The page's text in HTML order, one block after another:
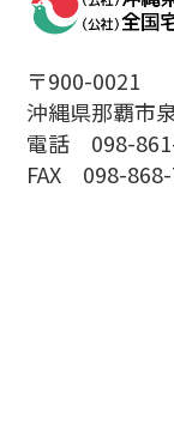
〒900-0021
沖縄県那覇市
電話 098-
FAX 098-